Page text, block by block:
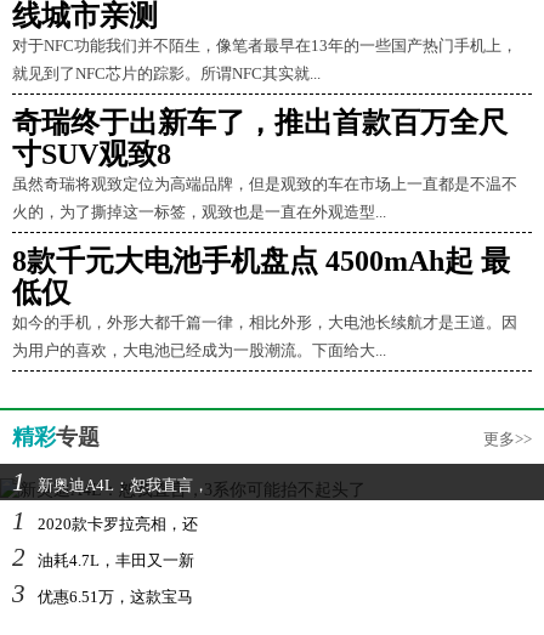
线城市亲测
对于NFC功能我们并不陌生，像笔者最早在13年的一些国产热门手机上，
就见到了NFC芯片的踪影。所谓NFC其实就...
奇瑞终于出新车了，推出首款百万全尺
寸SUV观致8
虽然奇瑞将观致定位为高端品牌，但是观致的车在市场上一直都是不温不
火的，为了撕掉这一标签，观致也是一直在外观造型...
8款千元大电池手机盘点 4500mAh起 最
低仅
如今的手机，外形大都千篇一律，相比外形，大电池长续航才是王道。因
为用户的喜欢，大电池已经成为一股潮流。下面给大...
精彩专题 更多>>
1 新奥迪A4L：恕我直言，
1 2020款卡罗拉亮相，还
2 油耗4.7L，丰田又一新
3 优惠6.51万，这款宝马